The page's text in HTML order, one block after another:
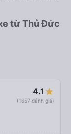
từ Thủ Đức
4.1
(1657 đánh giá)